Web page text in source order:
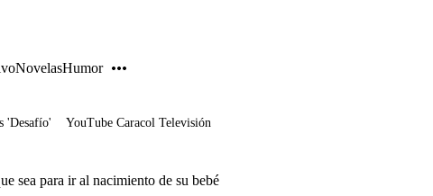
NovelasHumor
'Desafío' YouTube Caracol Televisión
sea para ir al nacimiento de su bebé